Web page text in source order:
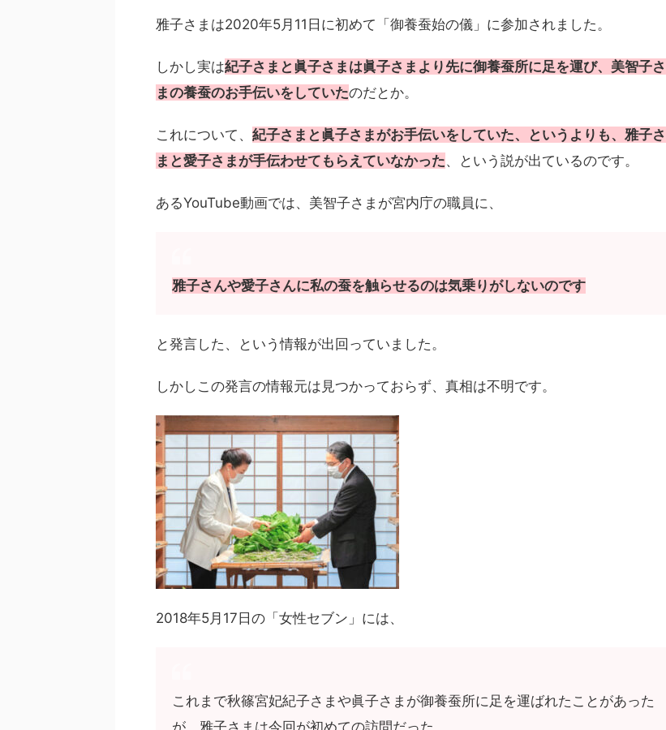
雅子さまは2020年5月11日に初めて「御養蚕始の儀」に参加されました。
しかし実は紀子さまと眞子さまは眞子さまより先に御養蚕所に足を運び、美智子さ
まの養蚕のお手伝いをしていたのだとか。
これについて、 紀子さまと眞子さまがお手伝いをしていた、というよりも、雅子さ
まと愛子さまが手伝わせてもらえていなかった、という説が出ているのです。
あるYouTube動画では、美智子さまが宮内庁の職員に、
雅子さんや愛子さんに私の蚕を触らせるのは気乗りがしないのです
と発言した、という情報が出回っていました。
しかしこの発言の情報元は見つかっておらず、真相は不明です。
2018年5月17日の「女性セブン」には、
これまで秋篠宮妃紀子さまや眞子さまが御養蚕所に足を運ばれたことがあった